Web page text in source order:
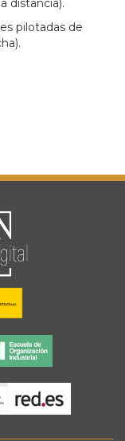
distancia).
pilotadas de